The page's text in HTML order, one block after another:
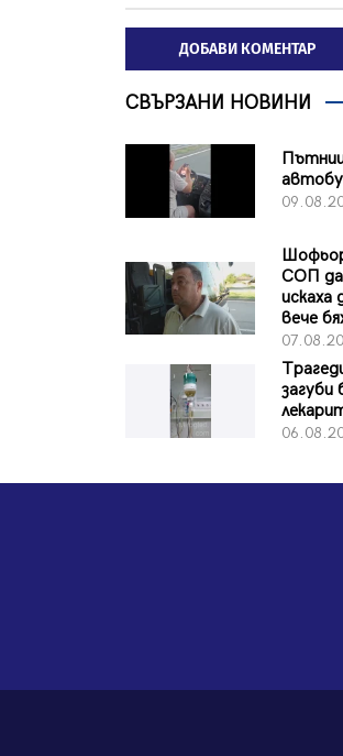
ДОБАВИ КОМЕНТАР
СВЪРЗАНИ НОВИНИ
СОП да
искаха
вече
загуби